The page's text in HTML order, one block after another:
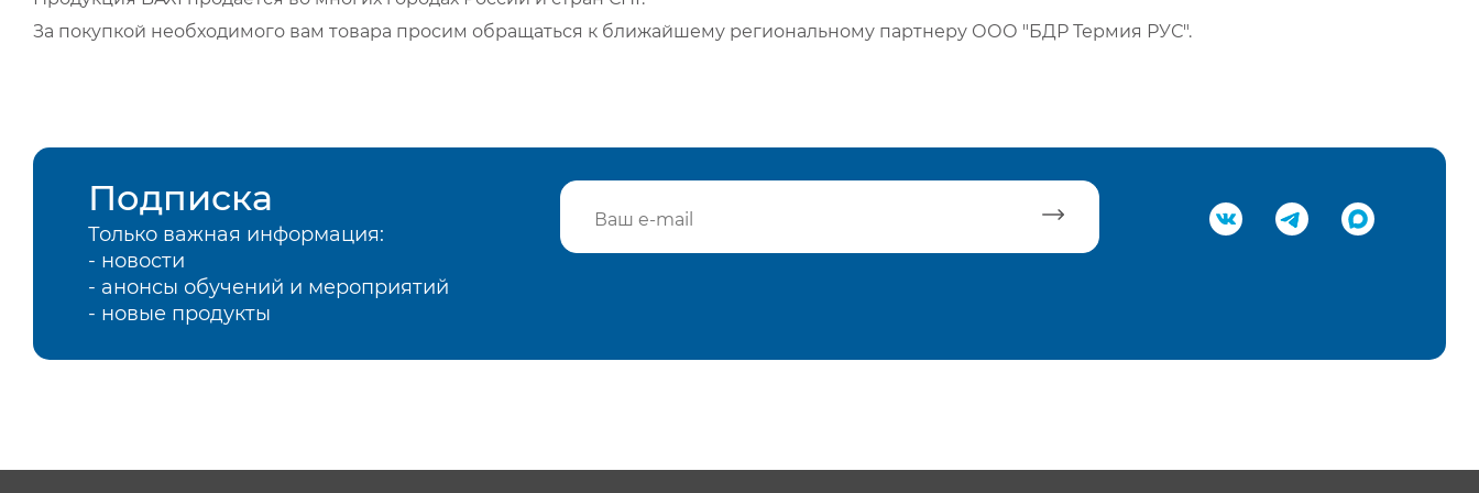
За покупкой необходимого вам товара просим обращаться к ближайшему региональному партнеру ООО "БДР Термия РУС".
Подписка
Только важная информация:
- новости
- анонсы обучений и мероприятий
- новые продукты